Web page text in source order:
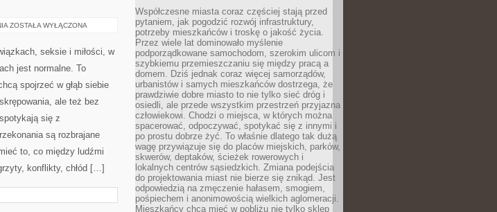
BLOG
ZOSTAŁA WYŁĄCZONA
seksie i miłości, w
jest normalne. To
spojrzeć w głąb siebie
ale też bez
się z
są rozbrajane
to, co między ludźmi
konflikty, chłód […]
Współczesne miasta coraz częściej stają przed
pytaniem, jak pogodzić rozwój infrastruktury,
potrzeby mieszkańców i troskę o jakość życia.
Przez wiele lat dominowało myślenie
podporządkowane samochodom, szerokim ulicom i
szybkiemu przemieszczaniu się między pracą a
domem. Dziś jednak coraz więcej samorządów,
urbanistów i samych mieszkańców dostrzega, że
prawdziwie dobre miasto to nie tylko sieć dróg i
osiedli, ale przede wszystkim przestrzeń przyjazna
człowiekowi. Chodzi o miejsca, w których można
spacerować, odpoczywać, spotykać się z innymi i
po prostu dobrze żyć. To właśnie dlatego tak dużą
wagę przywiązuje się do placów miejskich, parków,
skwerów, deptaków, ścieżek rowerowych i
lokalnych centrów sąsiedzkich. Zmiana podejścia
do projektowania miast nie bierze się znikąd. Jest
odpowiedzią na zmęczenie hałasem, smogiem,
pośpiechem i anonimowością wielkich aglomeracji.
Mieszkańcy chcą mieć w pobliżu nie tylko sklep